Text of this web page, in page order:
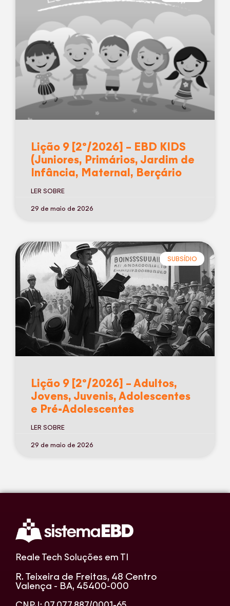
Lição 9 [2º/2026] – EBD KIDS
(Juniores, Primários, Jardim de
Infância, Maternal, Berçário
LER SOBRE
29 de maio de 2026
SUBSÍDIO
Lição 9 [2º/2026] – Adultos,
Jovens, Juvenis, Adolescentes
e Pré-Adolescentes
LER SOBRE
29 de maio de 2026
Reale Tech Soluções em TI
R. Teixeira de Freitas, 48 Centro
Valença - BA, 45400-000